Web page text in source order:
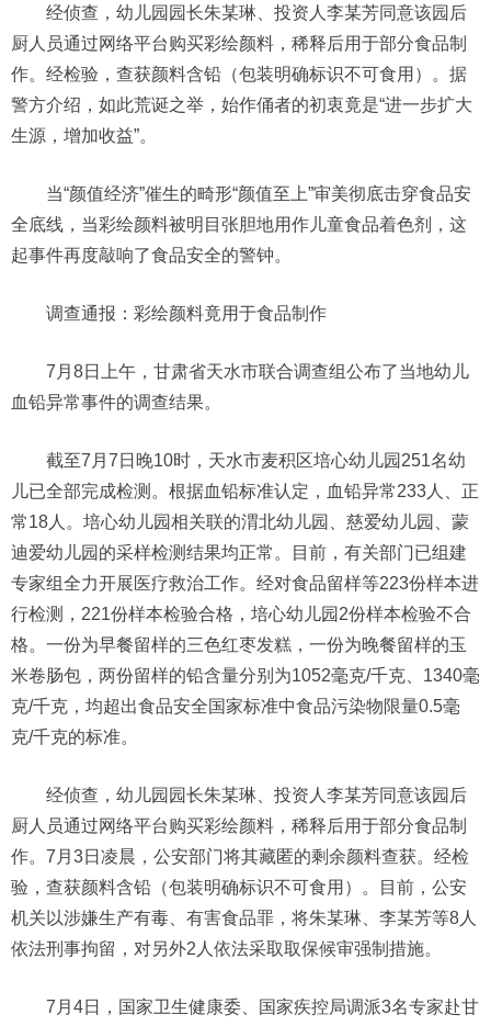
经侦查，幼儿园园长朱某琳、投资人李某芳同意该园后
厨人员通过网络平台购买彩绘颜料，稀释后用于部分食品制
作。经检验，查获颜料含铅（包装明确标识不可食用）。据
警方介绍，如此荒诞之举，始作俑者的初衷竟是“进一步扩大
生源，增加收益”。
当“颜值经济”催生的畸形“颜值至上”审美彻底击穿食品安
全底线，当彩绘颜料被明目张胆地用作儿童食品着色剂，这
起事件再度敲响了食品安全的警钟。
调查通报：彩绘颜料竟用于食品制作
7月8日上午，甘肃省天水市联合调查组公布了当地幼儿
血铅异常事件的调查结果。
截至7月7日晚10时，天水市麦积区培心幼儿园251名幼
儿已全部完成检测。根据血铅标准认定，血铅异常233人、正
常18人。培心幼儿园相关联的渭北幼儿园、慈爱幼儿园、蒙
迪爱幼儿园的采样检测结果均正常。目前，有关部门已组建
专家组全力开展医疗救治工作。经对食品留样等223份样本进
行检测，221份样本检验合格，培心幼儿园2份样本检验不合
格。一份为早餐留样的三色红枣发糕，一份为晚餐留样的玉
米卷肠包，两份留样的铅含量分别为1052毫克/千克、1340毫
克/千克，均超出食品安全国家标准中食品污染物限量0.5毫
克/千克的标准。
经侦查，幼儿园园长朱某琳、投资人李某芳同意该园后
厨人员通过网络平台购买彩绘颜料，稀释后用于部分食品制
作。7月3日凌晨，公安部门将其藏匿的剩余颜料查获。经检
验，查获颜料含铅（包装明确标识不可食用）。目前，公安
机关以涉嫌生产有毒、有害食品罪，将朱某琳、李某芳等8人
依法刑事拘留，对另外2人依法采取取保候审强制措施。
7月4日，国家卫生健康委、国家疾控局调派3名专家赴甘